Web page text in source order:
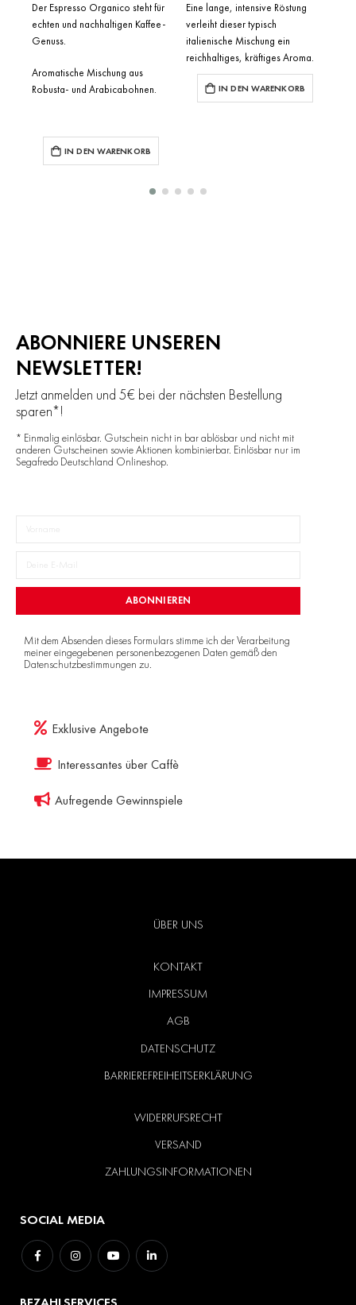
Der Espresso Organico steht für
echten und nachhaltigen Kaffee-
Genuss.
Aromatische Mischung aus
Robusta- und Arabicabohnen.
IN DEN WARENKORB
Eine lange, intensive Röstung
verleiht dieser typisch
italienische Mischung ein
reichhaltiges, kräftiges Aroma.
IN DEN WARENKORB
ABONNIERE UNSEREN
NEWSLETTER!
Jetzt anmelden und 5€ bei der nächsten Bestellung
sparen*!
* Einmalig einlösbar. Gutschein nicht in bar ablösbar und nicht mit
anderen Gutscheinen sowie Aktionen kombinierbar. Einlösbar nur im
Segafredo Deutschland Onlineshop.
ABONNIEREN
Mit dem Absenden dieses Formulars stimme ich der Verarbeitung
meiner eingegebenen personenbezogenen Daten gemäß den
Datenschutzbestimmungen zu.
Exklusive Angebote
Interessantes über Caffè
Aufregende Gewinnspiele
ÜBER UNS
KONTAKT
IMPRESSUM
AGB
DATENSCHUTZ
BARRIEREFREIHEITSERKLÄRUNG
WIDERRUFSRECHT
VERSAND
ZAHLUNGSINFORMATIONEN
SOCIAL MEDIA